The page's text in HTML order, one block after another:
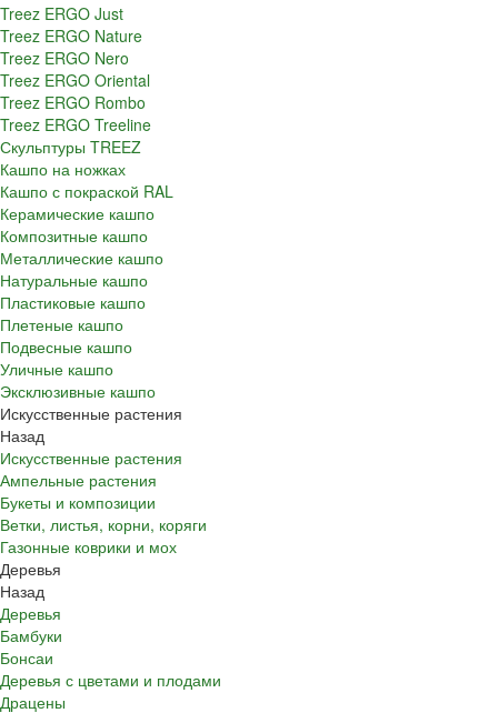
Treez ERGO Just
Treez ERGO Nature
Treez ERGO Nero
Treez ERGO Oriental
Treez ERGO Rombo
Treez ERGO Treeline
Скульптуры TREEZ
Кашпо на ножках
Кашпо с покраской RAL
Керамические кашпо
Композитные кашпо
Металлические кашпо
Натуральные кашпо
Пластиковые кашпо
Плетеные кашпо
Подвесные кашпо
Уличные кашпо
Эксклюзивные кашпо
Искусственные растения
Назад
Искусственные растения
Ампельные растения
Букеты и композиции
Ветки, листья, корни, коряги
Газонные коврики и мох
Деревья
Назад
Деревья
Бамбуки
Бонсаи
Деревья с цветами и плодами
Драцены